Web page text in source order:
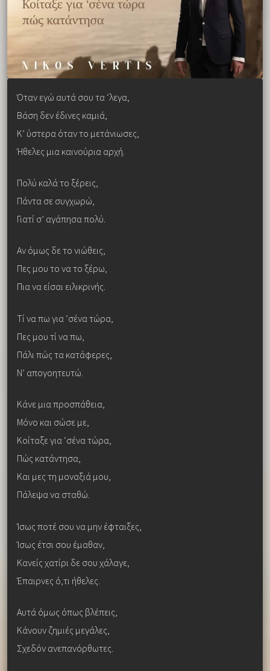
Όταν εγώ αυτά σου τα ‘λεγα,
Βάση δεν έδινες καμιά,
Κ’ ύστερα όταν το μετάνιωσες,
Ήθελες μια καινούρια αρχή.
Πολύ καλά το ξέρεις,
Πάντα σε συγχωρώ,
Γιατί σ’ αγάπησα πολύ.
Αν όμως δε το νιώθεις,
Πες μου το να το ξέρω,
Πια να είσαι ειλικρινής.
Τί να πω για ‘σένα τώρα,
Πες μου τί να πω,
Πάλι πώς τα κατάφερες,
Ν’ απογοητευτώ.
Κάνε μια προσπάθεια,
Μόνο και σώσε με,
Κοίταξε για ‘σένα τώρα,
Πώς κατάντησα,
Και μες τη μοναξιά μου,
Πάλεψα να σταθώ.
Ίσως ποτέ σου να μην έφταιξες,
Ίσως έτσι σου έμαθαν,
Κανείς χατίρι δε σου χάλαγε,
Έπαιρνες ό,τι ήθελες.
Αυτά όμως όπως βλέπεις,
Κάνουν ζημιές μεγάλες,
Σχεδόν ανεπανόρθωτες.